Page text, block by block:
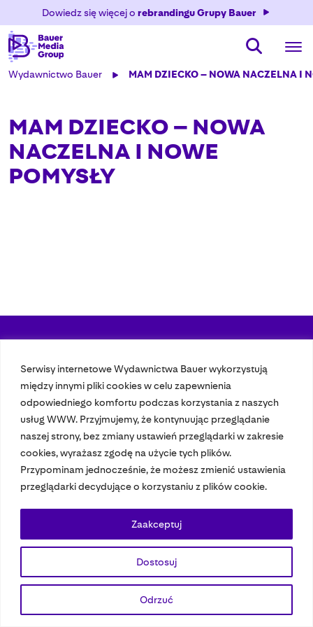
Serwisy internetowe Wydawnictwa Bauer wykorzystują
między innymi pliki cookies w celu zapewnienia
odpowiedniego komfortu podczas korzystania z naszych
usług WWW. Przyjmujemy, że kontynuując przeglądanie
naszej strony, bez zmiany ustawień przeglądarki w zakresie
cookies, wyrażasz zgodę na użycie tych plików.
Przypominam jednocześnie, że możesz zmienić ustawienia
przeglądarki decydujące o korzystaniu z plików cookie.
Dostosuj
Odrzuć
Zaakceptuj
Dowiedz się więcej o rebrandingu Grupy Bauer
Wydawnictwo Bauer MAM DZIECKO – NOWA NACZELNA I
MAM DZIECKO – NOWA
NACZELNA I NOWE
POMYSŁY
Nasze czasopisma
Nasze strony
© 2023 Bauer Media Group, All Rights Reserved.
Polityka prywatnościDane osoboweWydawca EMFASpeak Up